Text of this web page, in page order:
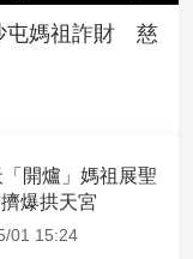
屯媽祖詐財 慈
開爐」媽祖展聖
爆拱天宮
01 15:24